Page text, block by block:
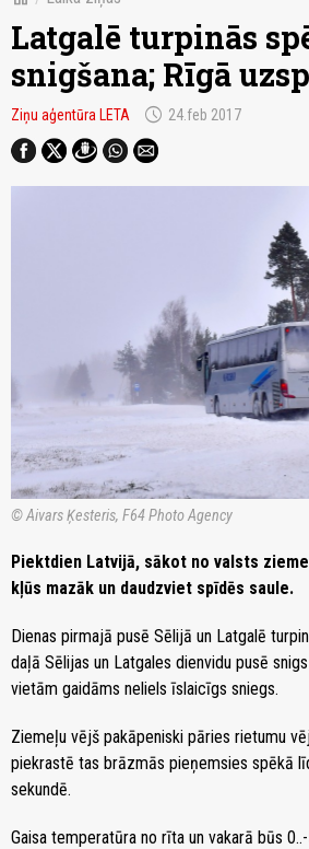
Latgalē turpinās
snigšana; Rīgā
Ziņu aģentūra LETA schedule 24.feb 2017
© Aivars Ķesteris, F64 Photo Agency
Piektdien Latvijā, sākot no valsts
kļūs mazāk un daudzviet spīdēs saule.
Dienas pirmajā pusē Sēlijā un Latgalē
daļā Sēlijas un Latgales dienvidu pusē
vietām gaidāms neliels īslaicīgs sniegs.
Ziemeļu vējš pakāpeniski pāries rietumu
piekrastē tas brāzmās pieņemsies spēkā
sekundē.
Gaisa temperatūra no rīta un vakarā būs